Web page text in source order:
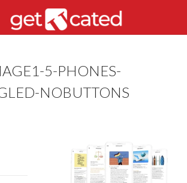
5-PHONES-
NOBUTTONS